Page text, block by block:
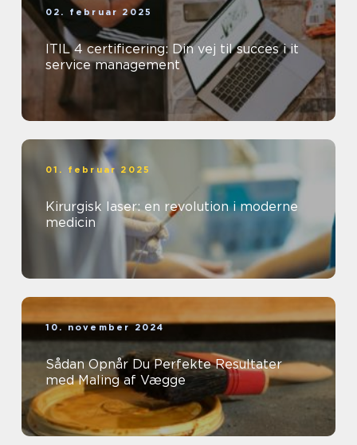
02. februar 2025
ITIL 4 certificering: Din vej til succes i it
service management
01. februar 2025
Kirurgisk laser: en revolution i moderne
medicin
10. november 2024
Sådan Opnår Du Perfekte Resultater
med Maling af Vægge